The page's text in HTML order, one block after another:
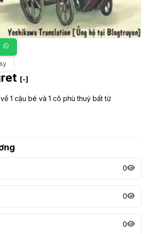
[-]
1 cậu bé và 1 cô phù thuỷ bất tử
0
0
0